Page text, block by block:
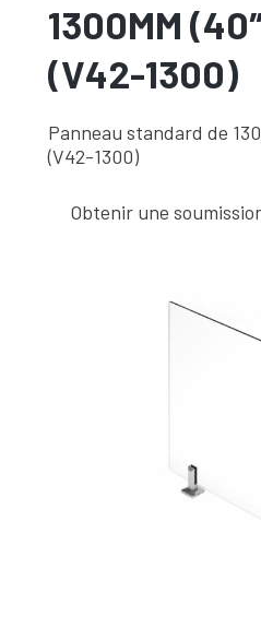
1300MM
(V42-1300)
Panneau standard de
(V42-1300)
Obtenir une